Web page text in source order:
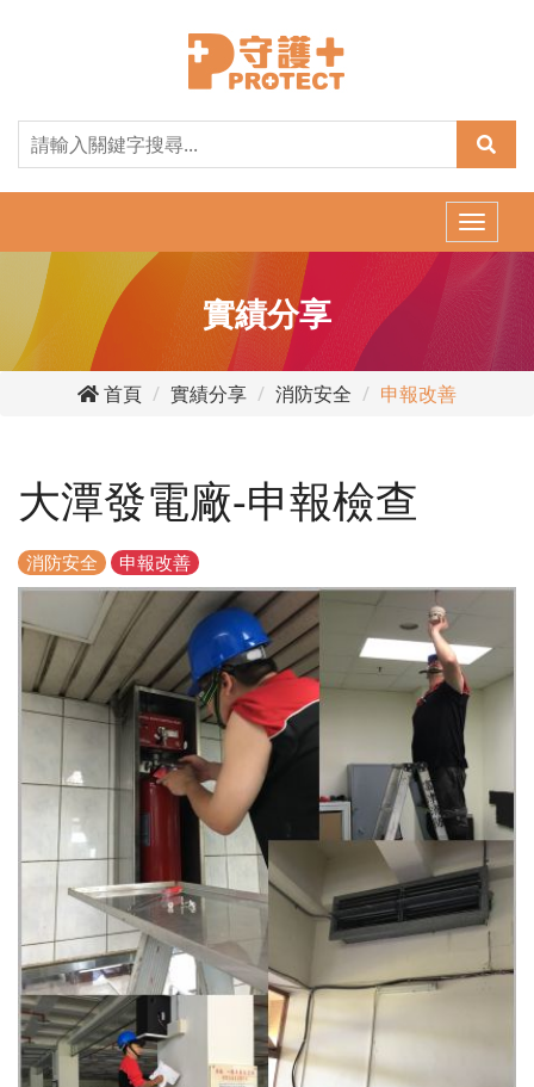
Toggle
實績分享
首頁 實績分享 消防安全 申報改善
大潭發電廠-申報檢查
消防安全 申報改善